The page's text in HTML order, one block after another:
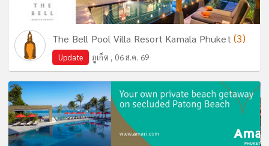
The Bell Pool Villa Resort Kamala Phuket (3)
Update ภูเก็ต , 06 ส.ค. 69